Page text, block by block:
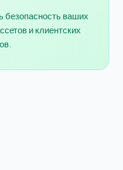
безопасность ваших
и клиентских